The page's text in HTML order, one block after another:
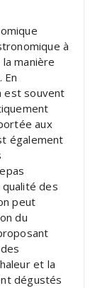
à
manière
est souvent
aux
également
des
peut
du
et la
dégustés